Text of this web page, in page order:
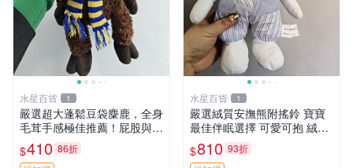
水星百貨 1
嚴選超大蓬鬆豆袋麋鹿，全身
毛茸手感極佳推薦！屁股與四
肢填充均勻，適合收藏與孩童
共賞。 麋鹿 豆袋 毛茸玩具
$410 86折
水星百貨 1
嚴選絨質安撫熊附搖鈴 寶寶
最佳伴眠選擇 可愛可抱 絨毛
玩具 安撫熊 嬰兒用
$810 93折